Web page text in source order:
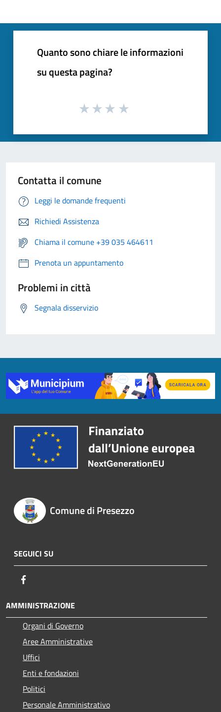
Quanto sono chiare le informazioni
su questa pagina?
Contatta il comune
Leggi le domande frequenti
Richiedi Assistenza
Chiama il comune +39 035 464611
Prenota un appuntamento
Problemi in città
Segnala disservizio
Comune di Presezzo
SEGUICI SU
AMMINISTRAZIONE
Organi di Governo
Aree Amministrative
Uffici
Enti e fondazioni
Politici
Personale Amministrativo